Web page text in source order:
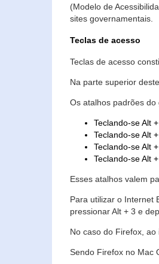
(Modelo de
sites governamentais.
Teclas de acesso
Teclas de acesso
Na parte superior
Os atalhos padrões
Teclando-se Alt
Teclando-se Alt
Teclando-se Alt
Teclando-se Alt
Esses atalhos valem
Para utilizar o Internet
pressionar Alt + 3 e
No caso do Firefox,
Sendo Firefox no Mac